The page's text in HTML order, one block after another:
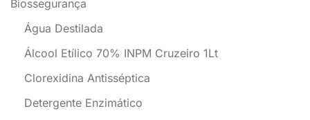
Biossegurança
Água Destilada
Álcool Etílico 70% INPM Cruzeiro 1Lt
Clorexidina Antisséptica
Detergente Enzimático